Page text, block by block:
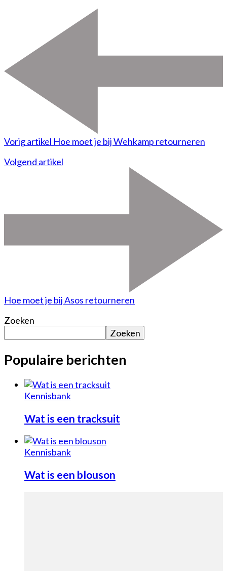
Vorig artikel Hoe moet je bij Wehkamp retourneren
Volgend artikel
Hoe moet je bij Asos retourneren
Zoeken
Zoeken
Populaire berichten
Kennisbank
Wat is een tracksuit
Kennisbank
Wat is een blouson